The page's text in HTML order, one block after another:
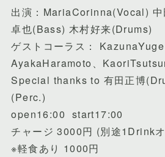
出演：MariaCorinna(Vocal)
卓也(Bass) 木村好来(Drums)
ゲストコーラス： KazunaYuge
AyakaHaramoto、
Special thanks to 有田正博
(Perc.)
open16:00 start17:00
チャージ 3000円 (別途1Drink
※軽食あり 1000円